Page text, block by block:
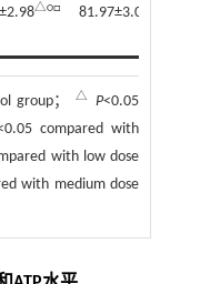
△○□ 81.97±3.00
group； △ P<0.05
compared with
with low dose
with medium dose